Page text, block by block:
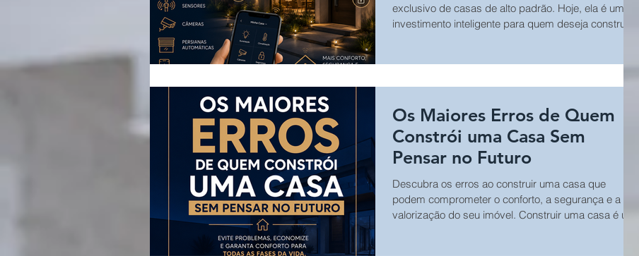
exclusivo de casas de alto padrão. Hoje, ela é um
investimento inteligente para quem deseja construir
persianas e diversos outros equipamentos,
idosos e pessoas com mobilidade reduzida.
Os Maiores Erros de Quem
Constrói uma Casa Sem
Pensar no Futuro
Descubra os erros ao construir uma casa que
podem comprometer o conforto, a segurança e a
valorização do seu imóvel. Construir uma casa é um